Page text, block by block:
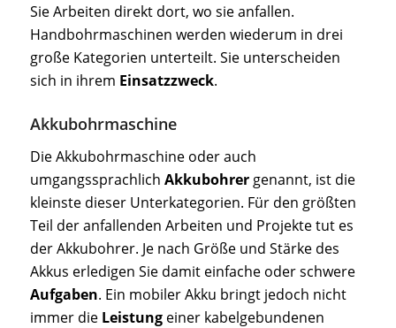
Sie Arbeiten direkt dort, wo sie anfallen.
Handbohrmaschinen werden wiederum in drei
große Kategorien unterteilt. Sie unterscheiden
sich in ihrem Einsatzzweck.
Akkubohrmaschine
Die Akkubohrmaschine oder auch
umgangssprachlich Akkubohrergenannt, ist die
kleinste dieser Unterkategorien. Für den größten
Teil der anfallenden Arbeiten und Projekte tut es
der Akkubohrer. Je nach Größe und Stärke des
Akkus erledigen Sie damit einfache oder schwere
Aufgaben. Ein mobiler Akku bringt jedoch nicht
immer die Leistungeiner kabelgebundenen